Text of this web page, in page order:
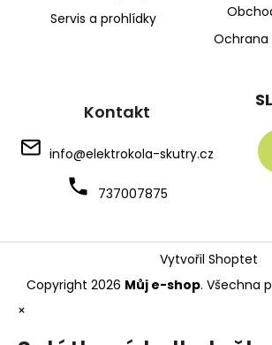
Servis a prohlídky
Ochrana
Kontakt
info@elektrokola-skutry.cz
737007875
Vytvořil Shoptet
Copyright 2026 Můj e-shop. Všechna
×